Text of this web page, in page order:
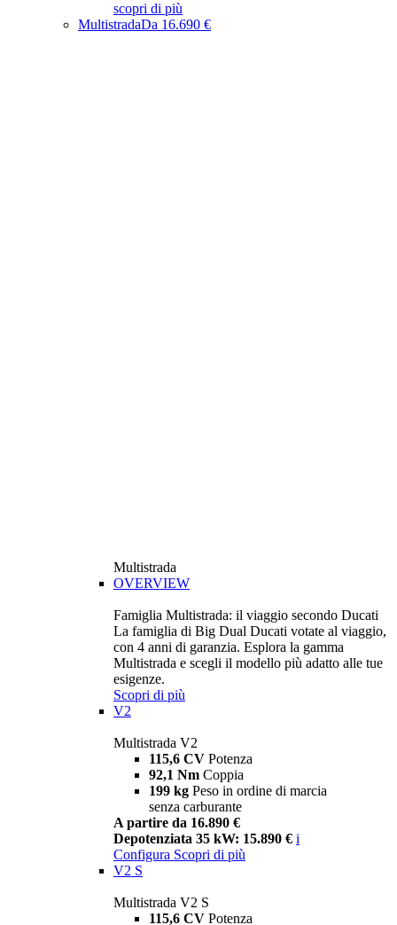
scopri di più
MultistradaDa 16.690 €
Multistrada
OVERVIEW
Famiglia Multistrada: il viaggio secondo Ducati
La famiglia di Big Dual Ducati votate al viaggio,
con 4 anni di garanzia. Esplora la gamma
Multistrada e scegli il modello più adatto alle tue
esigenze.
Scopri di più
V2
Multistrada V2
115,6 CV Potenza
92,1 Nm Coppia
199 kg Peso in ordine di marcia
senza carburante
A partire da 16.890 €
Depotenziata 35 kW: 15.890 € i
Configura Scopri di più
V2 S
Multistrada V2 S
115,6 CV Potenza